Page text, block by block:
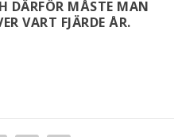
DÄRFÖR MÅSTE MAN
VART FJÄRDE ÅR.